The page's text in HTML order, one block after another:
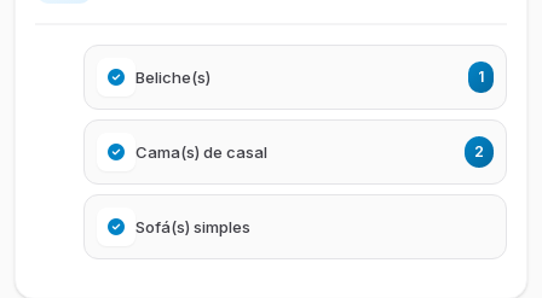
Beliche(s) 1
Cama(s) de casal 2
Sofá(s) simples